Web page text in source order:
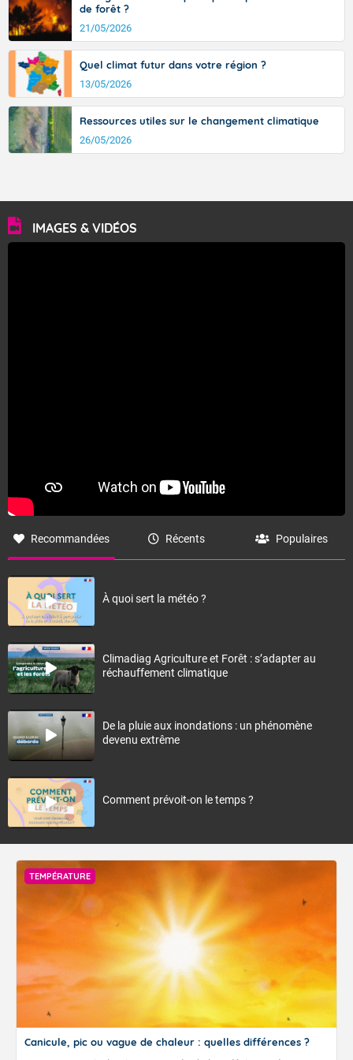
de forêt ?
21/05/2026
Quel climat futur dans votre région ?
13/05/2026
Ressources utiles sur le changement climatique
26/05/2026
IMAGES & VIDÉOS
Recommandées Récents Populaires
À quoi sert la météo ?
Climadiag Agriculture et Forêt : s’adapter au
réchauffement climatique
De la pluie aux inondations : un phénomène
devenu extrême
Comment prévoit-on le temps ?
TEMPÉRATURE
Canicule, pic ou vague de chaleur : quelles différences ?